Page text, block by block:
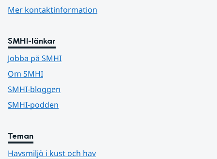
Mer kontaktinformation
SMHI-länkar
Jobba på SMHI
Om SMHI
SMHI-bloggen
SMHI-podden
Teman
Havsmiljö i kust och hav